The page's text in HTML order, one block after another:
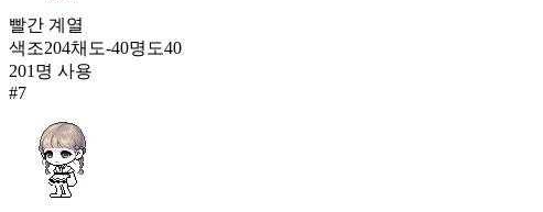
빨간 계열
색조204채도-40명도40
201 명 사용
#7